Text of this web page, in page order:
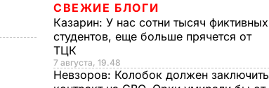
СВЕЖИЕ БЛОГИ
Казарин: У нас сотни тысяч фиктивных
студентов, еще больше прячется от
ТЦК
7 августа, 19.48
Невзоров: Колобок должен заключить